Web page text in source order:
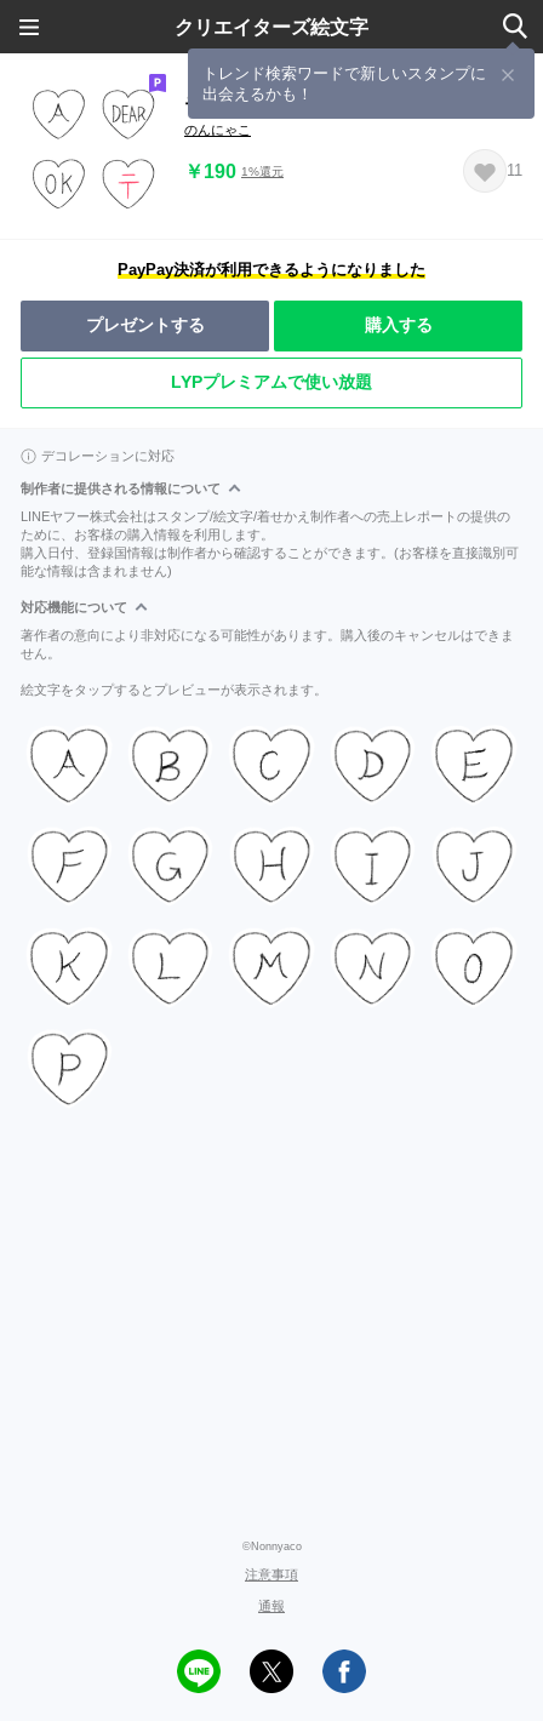
クリエイターズ絵文字
トレンド検索ワードで新しいスタンプに
出会えるかも！
モノクロハート文字
のんにゃこ
￥190 1%還元 11
PayPay決済が利用できるようになりました
プレゼントする 購入する
LYPプレミアムで使い放題
デコレーションに対応
制作者に提供される情報について
LINEヤフー株式会社はスタンプ/絵文字/着せかえ制作者への売上レポートの提供の
ために、お客様の購入情報を利用します。
購入日付、登録国情報は制作者から確認することができます。(お客様を直接識別可
能な情報は含まれません)
対応機能について
著作者の意向により非対応になる可能性があります。購入後のキャンセルはできま
せん。
絵文字をタップするとプレビューが表示されます。
©Nonnyaco
注意事項
通報